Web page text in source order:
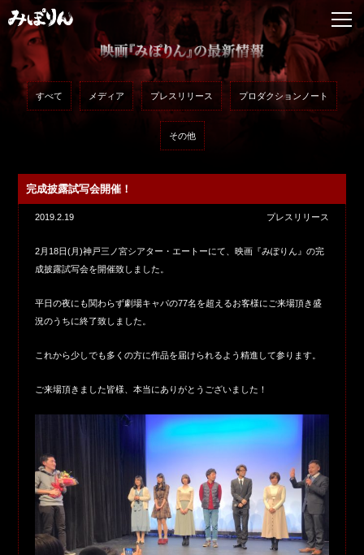
すべて メディア プレスリリース プロダクションノート
その他
完成披露試写会開催！
2019.2.19 プレスリリース
2月18日(月)神戸三ノ宮シアター・エートーにて、映画『みぽりん』の完
成披露試写会を開催致しました。
平日の夜にも関わらず劇場キャパの77名を超えるお客様にご来場頂き盛
況のうちに終了致しました。
これから少しでも多くの方に作品を届けられるよう精進して参ります。
ご来場頂きました皆様、本当にありがとうございました！